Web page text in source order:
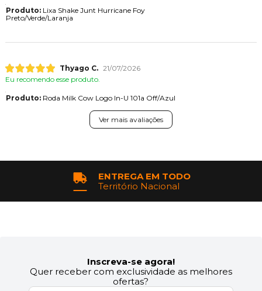
Produto:Lixa Shake Junt Hurricane Foy
Preto/Verde/Laranja
Thyago C. 21/07/2026
Eu recomendo esse produto.
Produto:Roda Milk Cow Logo In-U 101a Off/Azul
Ver mais avaliações
ENTREGA EM TODO
Território Nacional
Inscreva-se agora!
Quer receber com exclusividade as melhores
ofertas?